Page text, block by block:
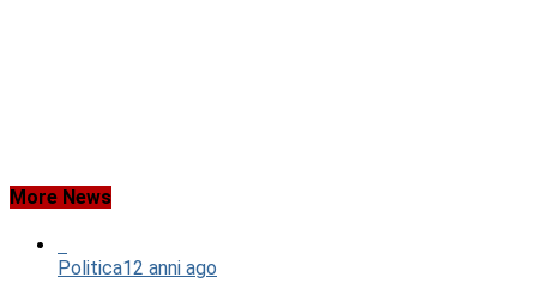
More News
Politica12 anni ago